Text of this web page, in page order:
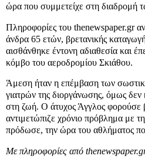
ώρα που συμμετείχε στη διαδρομή
Πληροφορίες του thenewspaper.gr
άνδρα 65 ετών, βρετανικής
αισθάνθηκε έντονη αδιαθεσία και
κόμβο του αεροδρομίου Σκιάθου.
Άμεση ήταν η επέμβαση των
γιατρών της διοργάνωσης, όμως
στη ζωή. Ο άτυχος Άγγλος φορούσε
αντιμετώπιζε χρόνιο πρόβλημα με
πρόδωσε, την ώρα του αθλήματος
Με πληροφορίες από